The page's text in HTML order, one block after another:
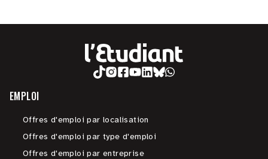
EMPLOI
Offres d'emploi par localisation
Offres d'emploi par type d'emploi
Offres d'emploi par entreprise